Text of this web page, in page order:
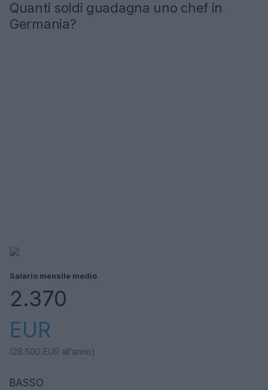
Quanti soldi guadagna uno chef in
Germania?
Salario mensile medio
2.370
EUR
(28.500 EUR all’anno)
BASSO